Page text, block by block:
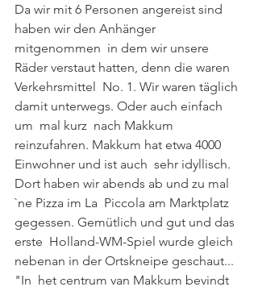
Da wir mit 6 Personen angereist sind
haben wir den Anhänger
mitgenommen  in dem wir unsere
Räder verstaut hatten, denn die waren
Verkehrsmittel  No. 1. Wir waren täglich
damit unterwegs. Oder auch einfach
um  mal kurz  nach Makkum
reinzufahren. Makkum hat etwa 4000
Einwohner und ist auch  sehr idyllisch.
Dort haben wir abends ab und zu mal
`ne Pizza im La  Piccola am Marktplatz
gegessen. Gemütlich und gut und das
erste  Holland-WM-Spiel wurde gleich
nebenan in der Ortskneipe geschaut...
"In  het centrum van Makkum bevindt